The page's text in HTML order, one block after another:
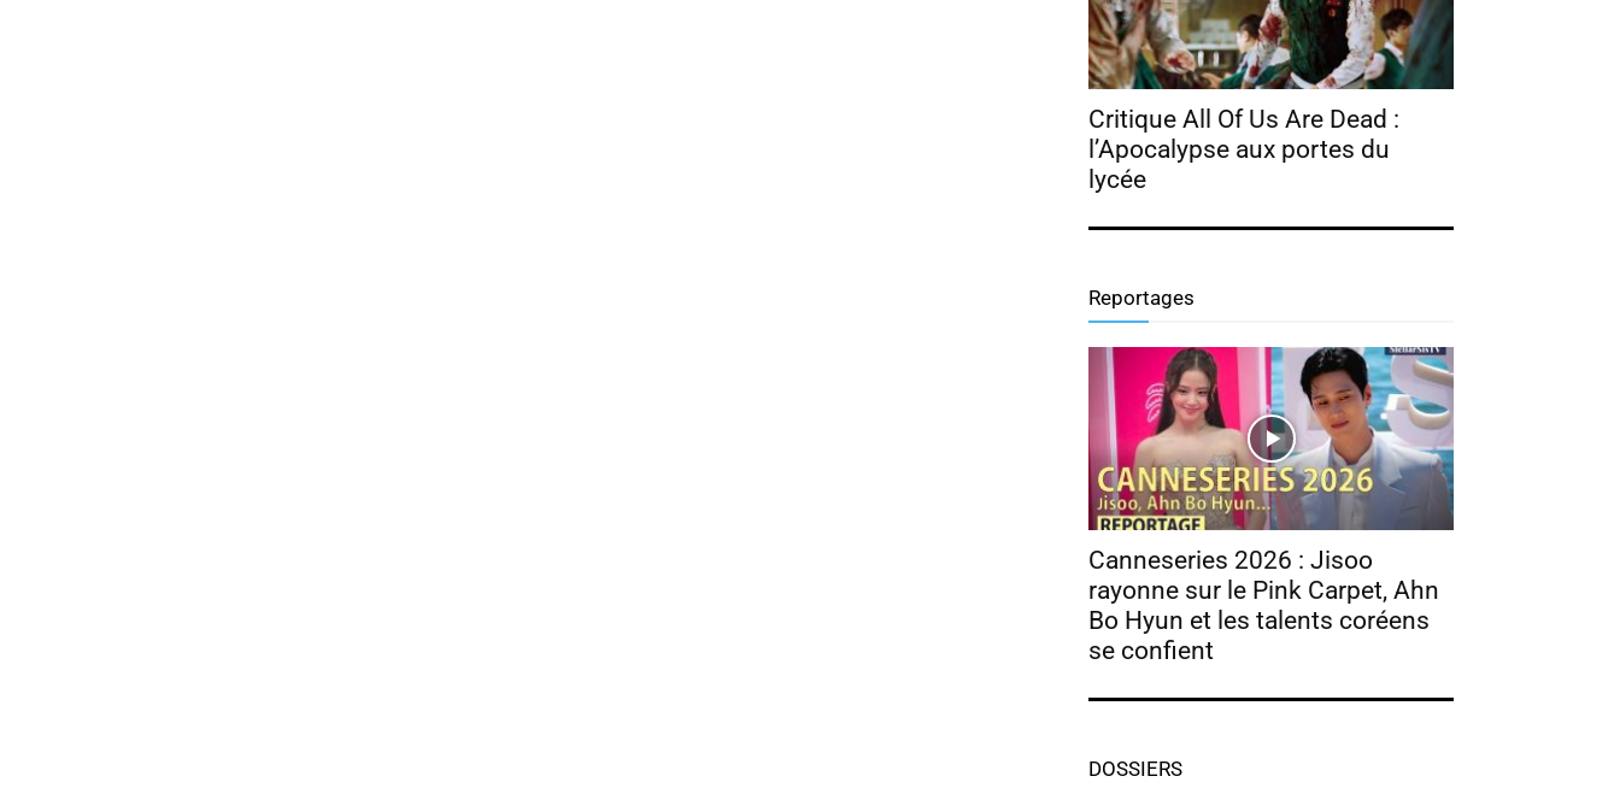
Critique All Of Us Are Dead :
l’Apocalypse aux portes du
lycée
Reportages
Canneseries 2026 : Jisoo
rayonne sur le Pink Carpet, Ahn
Bo Hyun et les talents coréens
se confient
DOSSIERS